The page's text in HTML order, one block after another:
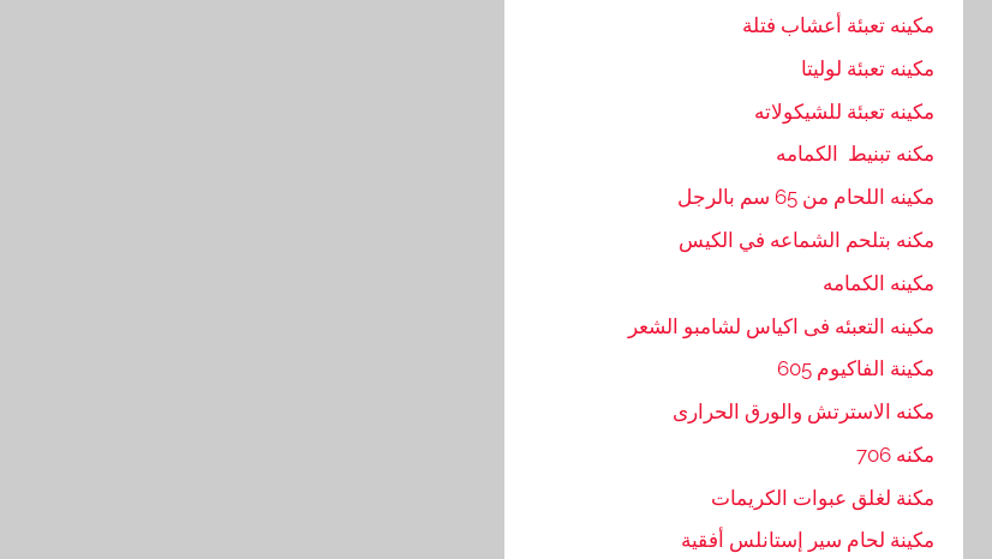
مكينه تعبئة أعشاب فتلة
مكينه تعبئة لوليتا
مكينه تعبئة للشيكولاته
مكنه تبنيط الكمامه
مكينه اللحام من 65 سم بالرجل
مكنه بتلحم الشماعه في الكيس
مكينه الكمامه
مكينه التعبئه فى اكياس لشامبو الشعر
مكينة الفاكيوم 605
مكنه الاسترتش والورق الحرارى
مكنه 706
مكنة لغلق عبوات الكريمات
مكينة لحام سير إستانلس أفقية